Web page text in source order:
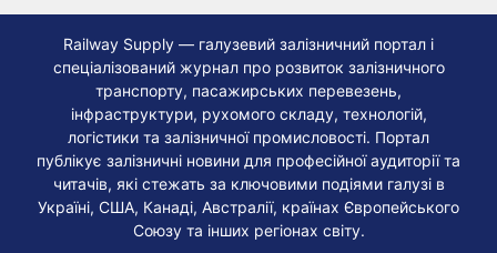
Railway Supply — галузевий залізничний портал і
спеціалізований журнал про розвиток залізничного
транспорту, пасажирських перевезень,
інфраструктури, рухомого складу, технологій,
логістики та залізничної промисловості. Портал
публікує залізничні новини для професійної аудиторії та
читачів, які стежать за ключовими подіями галузі в
Україні, США, Канаді, Австралії, країнах Європейського
Союзу та інших регіонах світу.